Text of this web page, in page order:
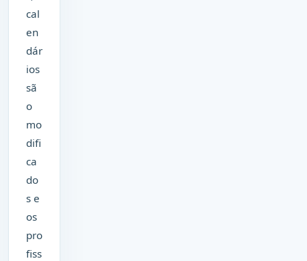
cal
en
dár
ios
sã
o
mo
difi
ca
do
s e
os
pro
fiss